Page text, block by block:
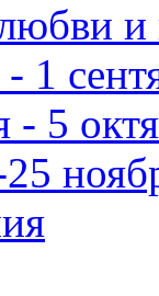
и
1
- 5